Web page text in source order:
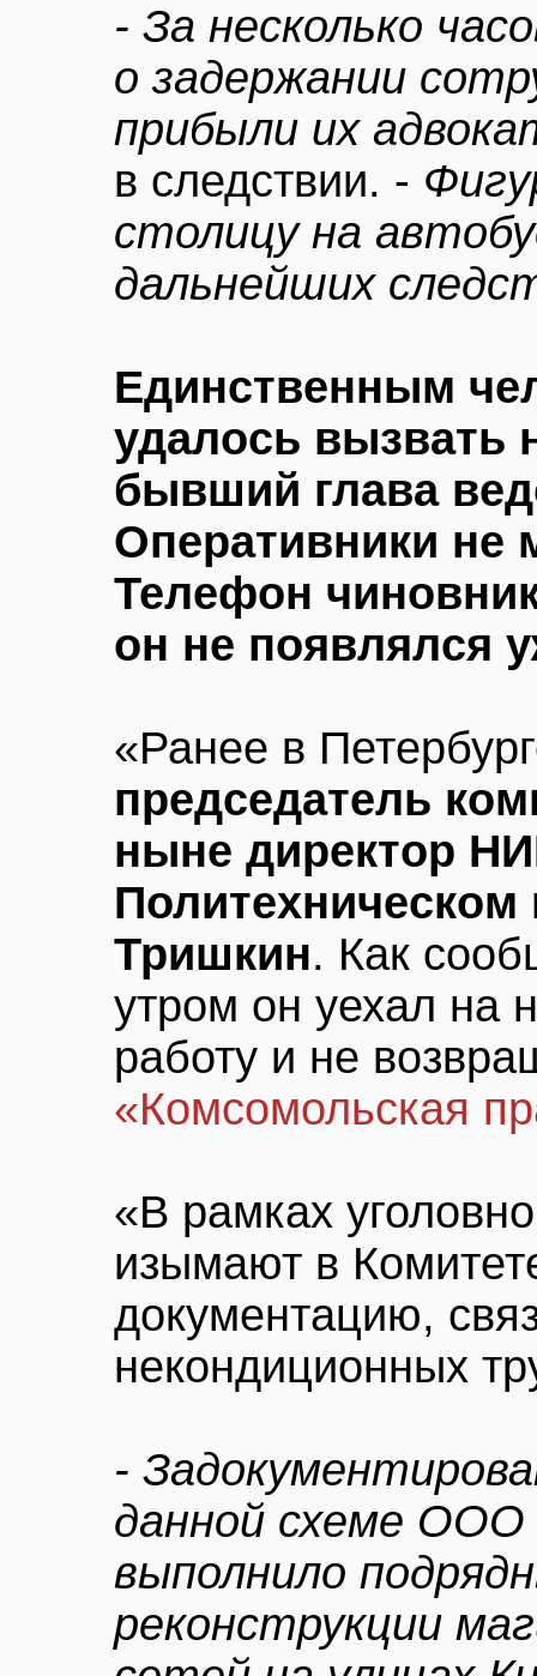
- За несколько
о задержании
прибыли их
в следствии. -
столицу на
дальнейших
Единственным
удалось вызвать
бывший глава
Оперативники не
Телефон
он не появлялся
«Ранее в
председатель
ныне директор
Политехническом
Тришкин. Как
утром он уехал на
работу и не
«Комсомольская
«В рамках
изымают в
документацию,
некондиционных
-
данной схеме
выполнило
реконструкции